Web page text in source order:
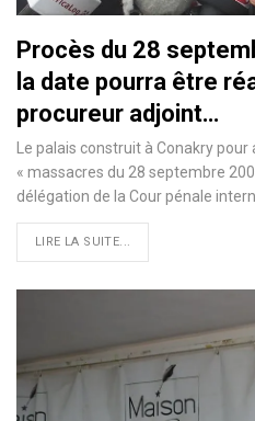
Procès du 28
la date pourra être
procureur adjoint…
Le palais construit à Conakry pour
« massacres du 28 septembre
délégation de la Cour pénale
LIRE LA SUITE...